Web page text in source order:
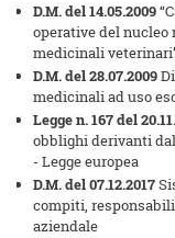
D.M. del 14.05.2009
operative del nucleo
medicinali
D.M. del 28.07.2009
medicinali ad uso
Legge n. 167 del
obblighi derivanti
- Legge europea
D.M. del 07.12.2017
compiti,
aziendale